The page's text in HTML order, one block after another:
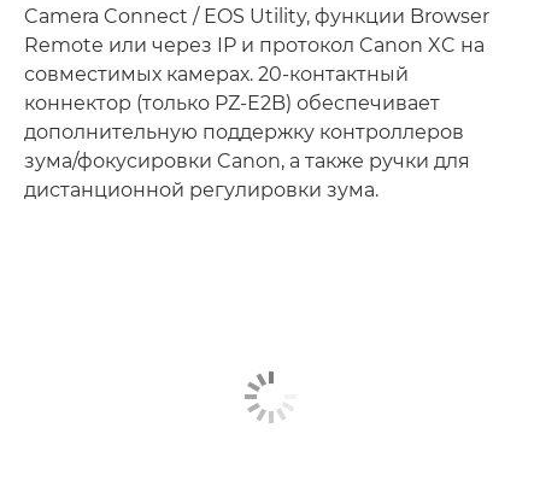
Camera Connect / EOS Utility, функции Browser
Remote или через IP и протокол Canon XC на
совместимых камерах. 20-контактный
коннектор (только PZ-E2B) обеспечивает
дополнительную поддержку контроллеров
зума/фокусировки Canon, а также ручки для
дистанционной регулировки зума.